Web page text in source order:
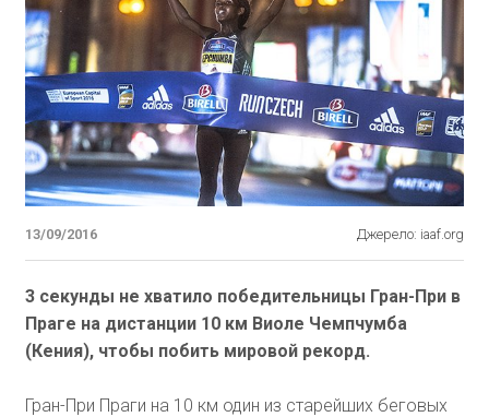
13/09/2016 Джерело: iaaf.org
3 секунды не хватило победительницы Гран-При в
Праге на дистанции 10 км Виоле Чемпчумба
(Кения), чтобы побить мировой рекорд.
Гран-При Праги на 10 км один из старейших беговых